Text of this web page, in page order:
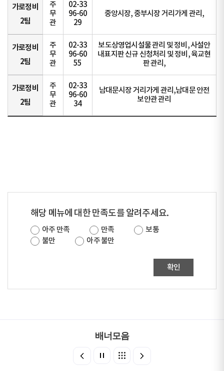
가로정비
2팀
주
무
관
02-33
96-60
29
중앙시장, 중부시장 거리가게 관리,
가로정비
2팀
주
무
관
02-33
96-60
55
보도상영업시설물 관리 및 정비, 사설안
내표지판 신규 신청처리 및 정비, 육교현
판 관리,
가로정비
2팀
주
무
관
02-33
96-60
34
남대문시장 거리가게 관리,남대문 안전
보안관 관리
해당 메뉴에 대한 만족도를 알려주세요.
아주 만족 만족
보통
불만
아주 불만
확인
배너모음